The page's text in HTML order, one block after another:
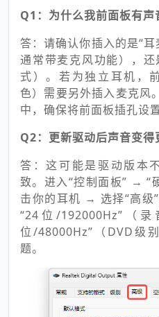
Q1：为什么我前面板有声
答：请确认你插入的是“耳
通常带麦克风功能），
式）。若为独立耳机，
色）需要另外插入麦克风
中，确保将前面板插孔设
Q2：更新驱动后声音变得
答：这可能是驱动版本
致。进入“控制面板” → “
击你的耳机 → 选择“高级
“24位/192000Hz”（
位/48000Hz”（DVD级
题。